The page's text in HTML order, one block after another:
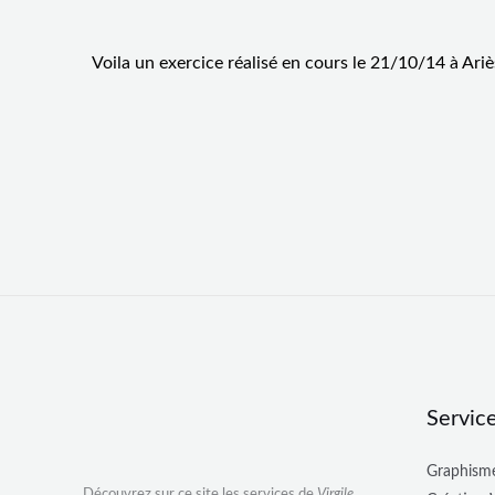
Voila un exercice réalisé en cours le 21/10/14 à